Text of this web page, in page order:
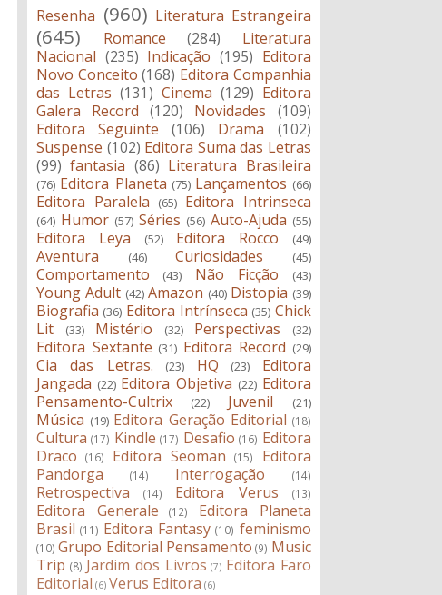
Resenha (960) Literatura Estrangeira
(645) Romance (284)
Literatura
Nacional (235) Indicação (195) Editora
Novo Conceito (168) Editora Companhia
das Letras (131) Cinema (129) Editora
Galera Record
(120) Novidades
(109)
Editora Seguinte
(106) Drama
(102)
Suspense (102) Editora Suma das Letras
(99) fantasia (86) Literatura Brasileira
(76) Editora Planeta (75) Lançamentos (66)
Editora Paralela (65) Editora Intrinseca
(64) Humor (57) Séries (56) Auto-Ajuda (55)
Editora Leya (52) Editora Rocco (49)
Aventura (46) Curiosidades (45)
Comportamento (43) Não Ficção (43)
Young Adult (42) Amazon (40) Distopia (39)
Biografia (36) Editora Intrínseca (35) Chick
Lit
(33) Mistério (32) Perspectivas (32)
Editora Sextante (31) Editora Record (29)
Cia das Letras. (23) HQ (23)
Editora
Jangada (22) Editora Objetiva (22) Editora
Pensamento-Cultrix
(22) Juvenil (21)
Música (19) Editora Geração Editorial (18)
Cultura (17) Kindle (17) Desafio (16) Editora
Draco
(16) Editora Seoman (15)
Editora
Pandorga
(14) Interrogação (14)
Retrospectiva (14) Editora Verus (13)
Editora Generale (12)
Editora Planeta
Brasil (11) Editora Fantasy (10) feminismo
(10) Grupo Editorial Pensamento (9) Music
Trip (8) Jardim dos Livros (7) Editora Faro
Editorial (6) Verus Editora (6)